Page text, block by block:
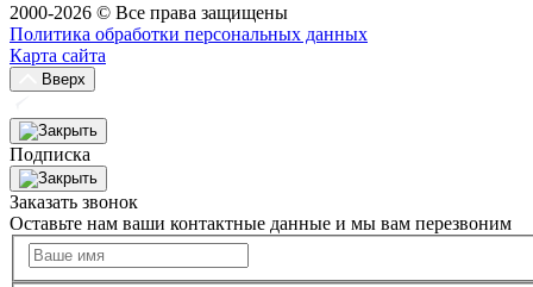
2000-2026 © Все права защищены
Политика обработки персональных данных
Карта сайта
Вверх
Подписка
Заказать звонок
Оставьте нам ваши контактные данные и мы вам перезвоним